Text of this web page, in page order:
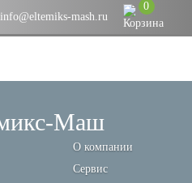
info@eltemiks-mash.ru
0
О компании
Сервис